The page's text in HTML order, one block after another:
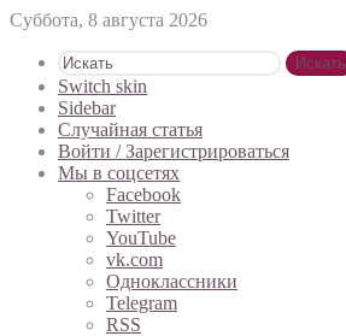
Суббота, 8 августа 2026
Искать
Switch skin
Sidebar
Случайная статья
Войти / Зарегистрироваться
Мы в соцсетях
Facebook
Twitter
YouTube
vk.com
Одноклассники
Telegram
RSS